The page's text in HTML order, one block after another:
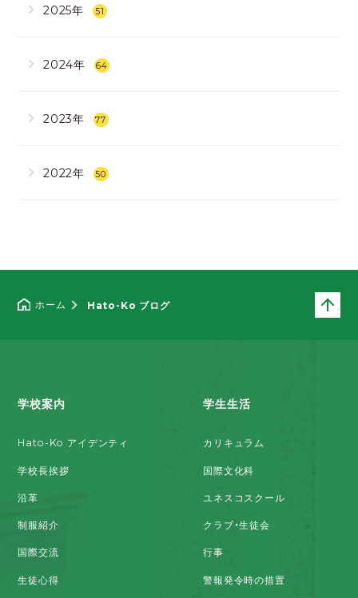
2025年 51
2024年 64
2023年 77
2022年 50
ホーム Hato-Ko ブログ
学校案内
Hato-Ko アイデンティ
学校長挨拶
沿革
制服紹介
国際交流
生徒心得
学生生活
カリキュラム
国際文化科
ユネスコスクール
クラブ・生徒会
行事
警報発令時の措置